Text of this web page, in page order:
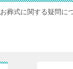
お葬式に関する疑問に